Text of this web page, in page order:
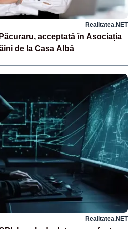
Realitatea.NET
acceptată în Asociația
de la Casa Albă
Realitatea.NET